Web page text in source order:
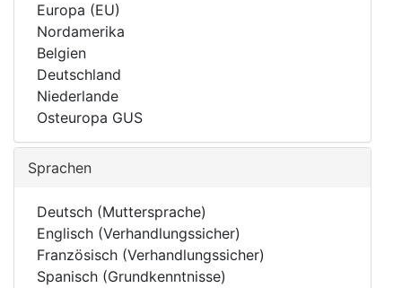
Europa (EU)
Nordamerika
Belgien
Deutschland
Niederlande
Osteuropa GUS
Sprachen
Deutsch (Muttersprache)
Englisch (Verhandlungssicher)
Französisch (Verhandlungssicher)
Spanisch (Grundkenntnisse)